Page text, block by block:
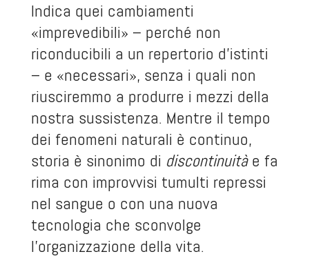
Indica quei cambiamenti
«imprevedibili» – perché non
riconducibili a un repertorio d’istinti
– e «necessari», senza i quali non
riusciremmo a produrre i mezzi della
nostra sussistenza. Mentre il tempo
dei fenomeni naturali è continuo,
storia è sinonimo di discontinuitàe fa
rima con improvvisi tumulti repressi
nel sangue o con una nuova
tecnologia che sconvolge
l’organizzazione della vita.